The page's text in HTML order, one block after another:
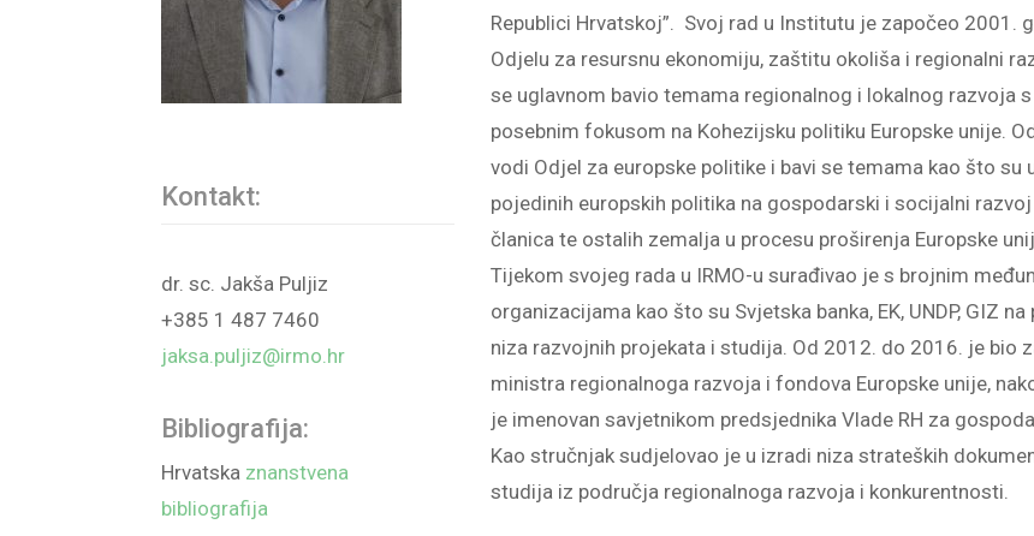
Kontakt:
dr. sc. Jakša Puljiz
+385 1 487 7460
jaksa.puljiz@irmo.hr
Bibliografija:
Hrvatska znanstvena
bibliografija
Republici Hrvatskoj”. Svoj rad u Institutu je započeo 2001.
Odjelu za resursnu ekonomiju, zaštitu okoliša i regionalni
se uglavnom bavio temama regionalnog i lokalnog razvoja s
posebnim fokusom na Kohezijsku politiku Europske unije.
vodi Odjel za europske politike i bavi se temama kao što su
pojedinih europskih politika na gospodarski i socijalni
članica te ostalih zemalja u procesu proširenja Europske
Tijekom svojeg rada u IRMO-u surađivao je s brojnim
organizacijama kao što su Svjetska banka, EK, UNDP, GIZ na
niza razvojnih projekata i studija. Od 2012. do 2016. je bio
ministra regionalnoga razvoja i fondova Europske unije,
je imenovan savjetnikom predsjednika Vlade RH za
Kao stručnjak sudjelovao je u izradi niza strateških
studija iz područja regionalnoga razvoja i konkurentnosti.